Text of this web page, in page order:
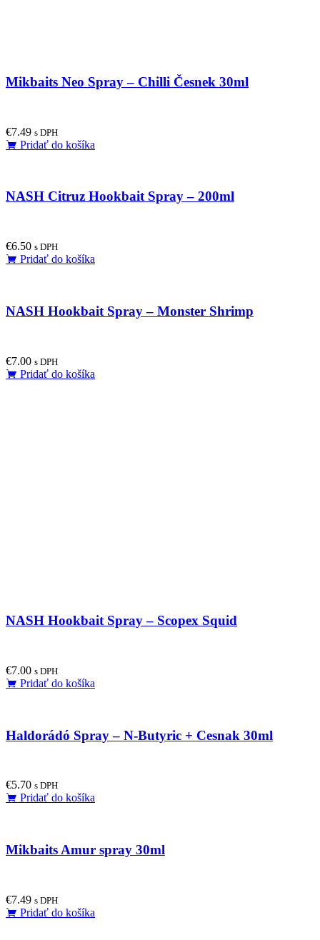
Mikbaits Neo Spray – Chilli Česnek 30ml
€7.49 s DPH
Pridať do košíka
NASH Citruz Hookbait Spray – 200ml
€6.50 s DPH
Pridať do košíka
NASH Hookbait Spray – Monster Shrimp
€7.00 s DPH
Pridať do košíka
NASH Hookbait Spray – Scopex Squid
€7.00 s DPH
Pridať do košíka
Haldorádó Spray – N-Butyric + Cesnak 30ml
€5.70 s DPH
Pridať do košíka
Mikbaits Amur spray 30ml
€7.49 s DPH
Pridať do košíka